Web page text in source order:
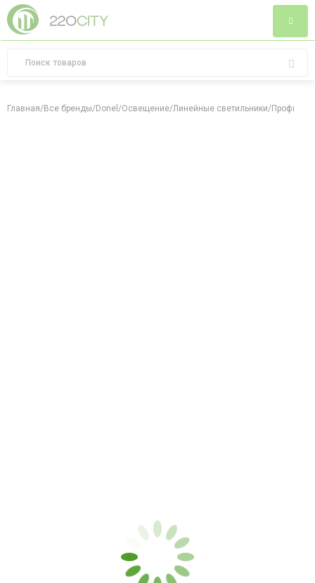
Главная/Все бренды/Donel /Освещение/Линейные светильники/Профили